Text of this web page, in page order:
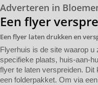
Adverteren in
Een flyer
Een flyer laten drukken en
Flyerhuis is de site waarop u
specifieke plaats, huis-aan-
flyer te laten verspreiden.
een folderpakket. Om via